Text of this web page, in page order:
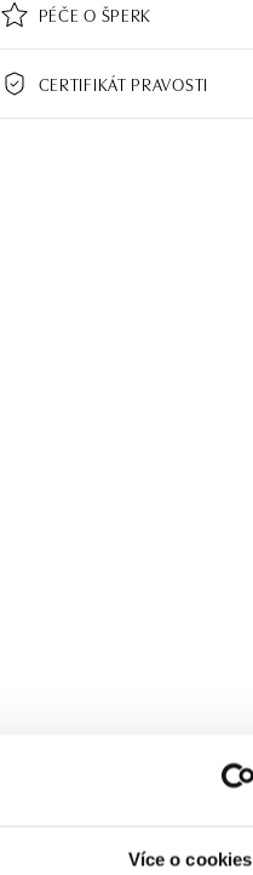
Více o cookies
PÉČE O ŠPERK
CERTIFIKÁT PRAVOSTI